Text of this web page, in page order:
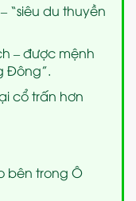
“siêu du thuyền
– được mệnh
Đông”.
cổ trấn hơn
bên trong Ô